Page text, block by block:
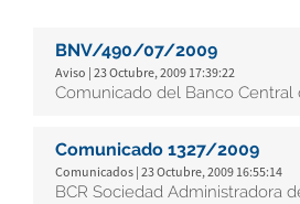
BNV/490/07/2009
Aviso | 23 Octubre, 2009 17:39:22
Comunicado del Banco Central
Comunicado 1327/2009
Comunicados | 23 Octubre, 2009 16:55:14
BCR Sociedad Administradora